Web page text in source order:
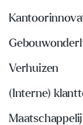
Verhuizen
(Interne)